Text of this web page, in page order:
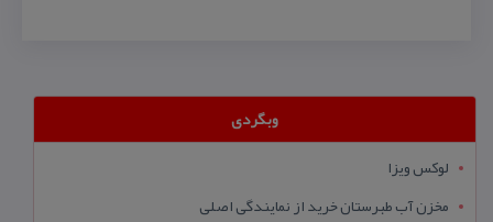
وبگردی
لوکس ویزا
مخزن آب طبرستان خرید از نمایندگی اصلی